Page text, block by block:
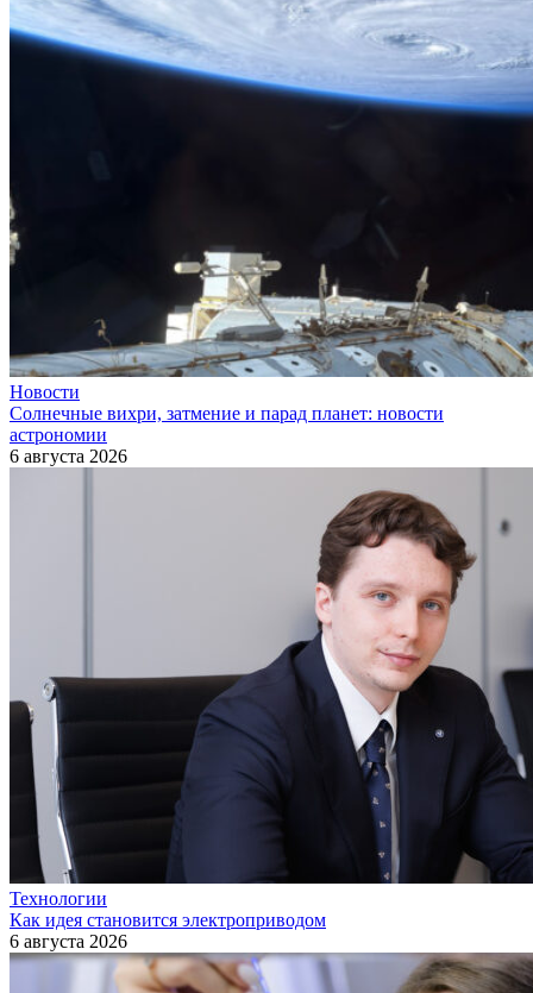
Новости
Солнечные вихри, затмение и парад планет: новости
астрономии
6 августа 2026
Технологии
Как идея становится электроприводом
6 августа 2026